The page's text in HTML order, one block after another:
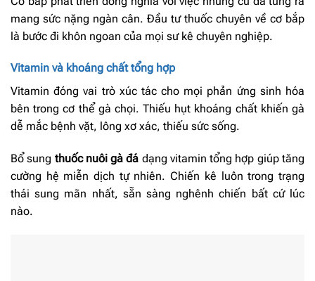
mang sức nặng ngàn cân. Đầu tư thuốc chuyên về cơ bắp
là bước đi khôn ngoan của mọi sư kê chuyên nghiệp.
Vitamin và khoáng chất tổng hợp
Vitamin đóng vai trò xúc tác cho mọi phản ứng sinh hóa
bên trong cơ thể gà chọi. Thiếu hụt khoáng chất khiến gà
dễ mắc bệnh vặt, lông xơ xác, thiếu sức sống.
Bổ sung thuốc nuôi gà đá dạng vitamin tổng hợp giúp tăng
cường hệ miễn dịch tự nhiên. Chiến kê luôn trong trạng
thái sung mãn nhất, sẵn sàng nghênh chiến bất cứ lúc
nào.